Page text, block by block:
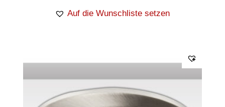
Auf die Wunschliste setzen